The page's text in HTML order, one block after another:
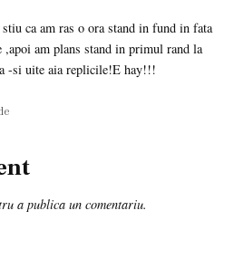
ca am ras o ora stand in fund in fata
,apoi am plans stand in primul rand la
-si uite aia replicile!E hay!!!
a publica un comentariu.